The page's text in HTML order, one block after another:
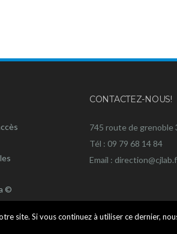
©
CONTACTEZ-NOUS!
745 route de grenoble
Tél : 09 79 68 14 84
Email :
site. Si vous continuez à utiliser ce dernier,